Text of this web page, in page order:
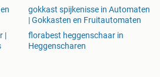
gokkast spijkenisse in Automaten
| Gokkasten en Fruitautomaten
|
florabest heggenschaar in
Heggenscharen